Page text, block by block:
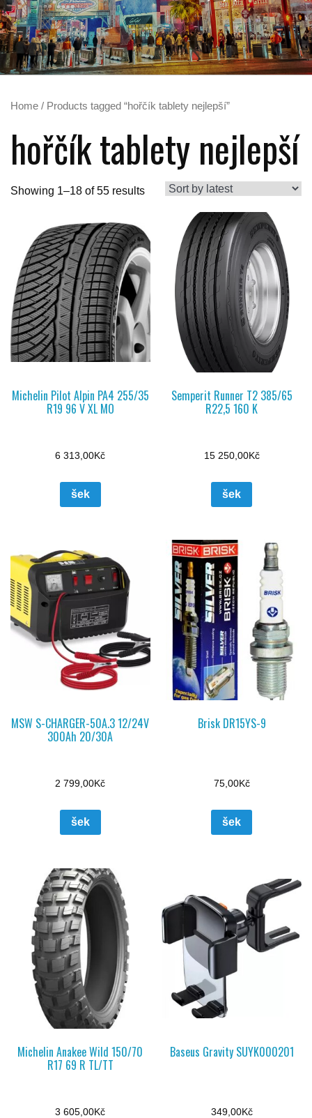
Home / Products tagged “hořčík tablety nejlepší”
hořčík tablety nejlepší
Showing 1–18 of 55 results
Michelin Pilot Alpin PA4 255/35
R19 96 V XL MO
6 313,00Kč
šek
Semperit Runner T2 385/65
R22,5 160 K
15 250,00Kč
šek
MSW S-CHARGER-50A.3 12/24V
300Ah 20/30A
2 799,00Kč
šek
Brisk DR15YS-9
75,00Kč
šek
Michelin Anakee Wild 150/70
R17 69 R TL/TT
3 605,00Kč
Baseus Gravity SUYK000201
349,00Kč